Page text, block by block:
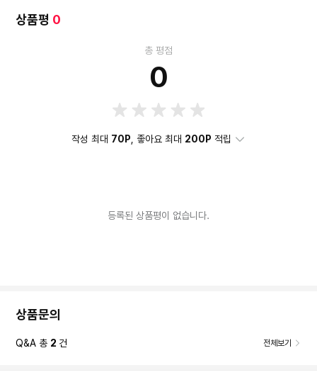
상품평 0
총 평점
0
작성 최대 70P , 좋아요 최대 200P 적립
등록된 상품평이 없습니다.
상품문의
Q&A 총 2 건 전체보기